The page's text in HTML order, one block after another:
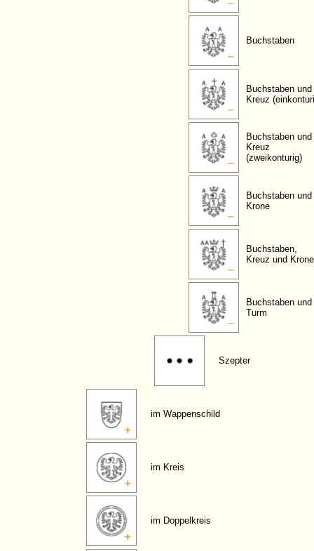
Buchstaben
Buchstaben und
Kreuz
Buchstaben und
Kreuz
(zweikonturig)
Buchstaben und
Krone
Buchstaben,
Kreuz und Krone
Buchstaben und
Turm
Szepter
im Wappenschild
im Kreis
im Doppelkreis